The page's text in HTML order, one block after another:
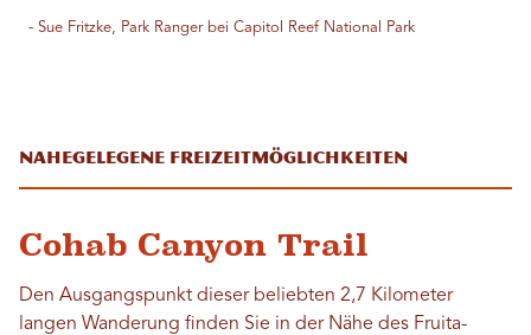
- Sue Fritzke, Park Ranger bei Capitol Reef National Park
Nahegelegene Freizeitmöglichkeiten
Cohab Canyon Trail
Den Ausgangspunkt dieser beliebten 2,7 Kilometer
langen Wanderung finden Sie in der Nähe des Fruita-